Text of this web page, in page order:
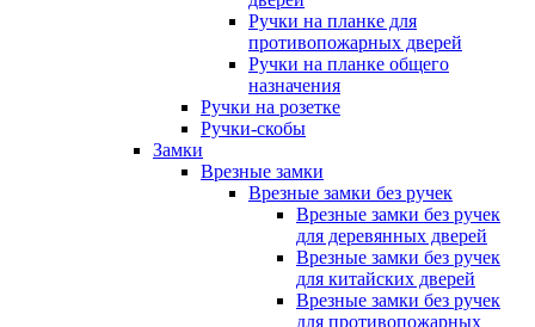
Ручки на планке для
противопожарных дверей
Ручки на планке общего
назначения
Ручки на розетке
Ручки-скобы
Замки
Врезные замки
Врезные замки без ручек
Врезные замки без ручек
для деревянных дверей
Врезные замки без ручек
для китайских дверей
Врезные замки без ручек
для противопожарных